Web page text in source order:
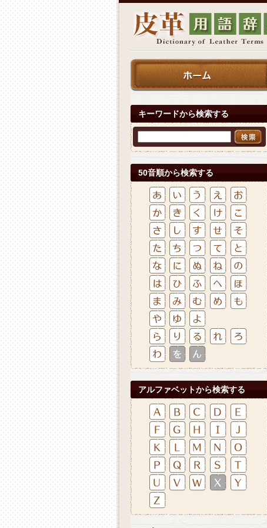
キーワードから検索する
50音順から検索する
アルファベットから検索する